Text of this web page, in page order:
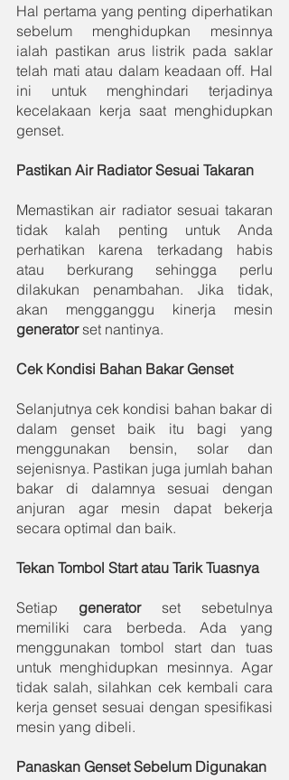
Hal pertama yang penting diperhatikan
sebelum menghidupkan mesinnya
ialah pastikan arus listrik pada saklar
telah mati atau dalam keadaan off. Hal
ini untuk menghindari terjadinya
kecelakaan kerja saat menghidupkan
genset.
Pastikan Air Radiator Sesuai Takaran
Memastikan air radiator sesuai takaran
tidak kalah penting untuk Anda
perhatikan karena terkadang habis
atau berkurang sehingga perlu
dilakukan penambahan. Jika tidak,
generator set nantinya.
Cek Kondisi Bahan Bakar Genset
Selanjutnya cek kondisi bahan bakar di
dalam genset baik itu bagi yang
menggunakan bensin, solar dan
sejenisnya. Pastikan juga jumlah bahan
bakar di dalamnya sesuai dengan
anjuran agar mesin dapat bekerja
secara optimal dan baik.
Tekan Tombol Start atau Tarik Tuasnya
Setiap generator set sebetulnya
memiliki cara berbeda. Ada yang
menggunakan tombol start dan tuas
untuk menghidupkan mesinnya. Agar
tidak salah, silahkan cek kembali cara
kerja genset sesuai dengan spesifikasi
mesin yang dibeli.
Panaskan Genset Sebelum Digunakan